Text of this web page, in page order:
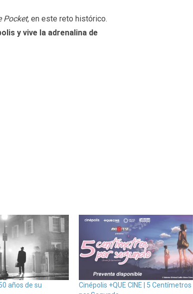
Pocket, en este reto histórico.
y vive la adrenalina de
años de su
Cinépolis +QUE CINE | 5 Centímetros